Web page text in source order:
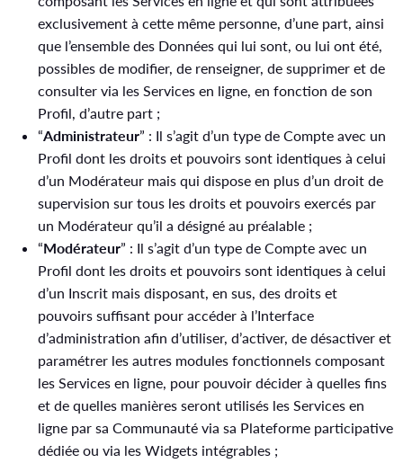
exclusivement à cette même personne, d’une part, ainsi
que l’ensemble des Données qui lui sont, ou lui ont été,
possibles de modifier, de renseigner, de supprimer et de
consulter via les Services en ligne, en fonction de son
Profil, d’autre part ;
“Administrateur” : Il s’agit d’un type de Compte avec un
Profil dont les droits et pouvoirs sont identiques à celui
d’un Modérateur mais qui dispose en plus d’un droit de
supervision sur tous les droits et pouvoirs exercés par
un Modérateur qu’il a désigné au préalable ;
“Modérateur” : Il s’agit d’un type de Compte avec un
Profil dont les droits et pouvoirs sont identiques à celui
d’un Inscrit mais disposant, en sus, des droits et
pouvoirs suffisant pour accéder à l’Interface
d’administration afin d’utiliser, d’activer, de désactiver et
paramétrer les autres modules fonctionnels composant
les Services en ligne, pour pouvoir décider à quelles fins
et de quelles manières seront utilisés les Services en
ligne par sa Communauté via sa Plateforme participative
dédiée ou via les Widgets intégrables ;